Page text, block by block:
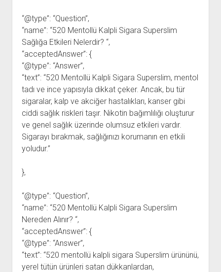
“@type”: “Question”,
“name”: “520 Mentollü Kalpli Sigara Superslim
Sağlığa Etkileri Nelerdir? “,
“acceptedAnswer”: {
“@type”: “Answer”,
“text”: “520 Mentollü Kalpli Sigara Superslim, mentol
tadı ve ince yapısıyla dikkat çeker. Ancak, bu tür
sigaralar, kalp ve akciğer hastalıkları, kanser gibi
ciddi sağlık riskleri taşır. Nikotin bağımlılığı oluşturur
ve genel sağlık üzerinde olumsuz etkileri vardır.
Sigarayı bırakmak, sağlığınızı korumanın en etkili
yoludur.”
},
“@type”: “Question”,
“name”: “520 Mentollü Kalpli Sigara Superslim
Nereden Alınır? “,
“acceptedAnswer”: {
“@type”: “Answer”,
“text”: “520 mentollü kalpli sigara Superslim ürününü,
yerel tütün ürünleri satan dükkanlardan,